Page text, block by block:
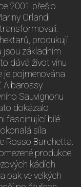
2001 přešlo
Orlandi
produkují
jsou základním
dává život vínu
je pojmenována
Albarossy
Sauvignonu
dokázalo
fascinující bílé
síla
Rosso Barchetta.
produkce
kádích
pak ve velkých